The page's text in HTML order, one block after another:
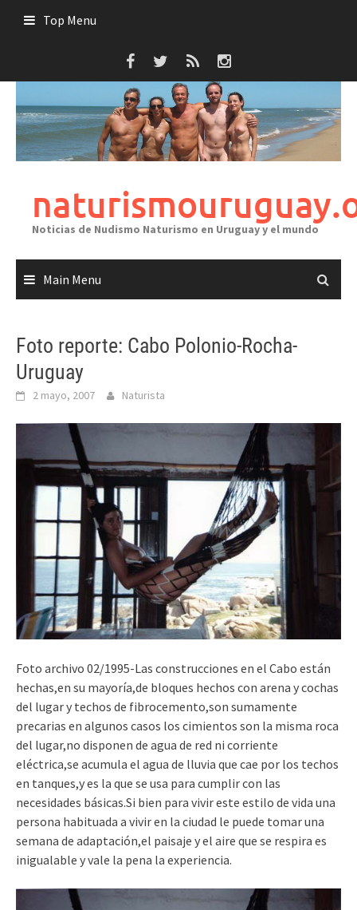
Top Menu
Noticias de Nudismo Naturismo en Uruguay y el mundo
Main Menu
Foto reporte: Cabo Polonio-Rocha-
Uruguay
2 mayo, 2007 Naturista
Foto archivo 02/1995-Las construcciones en el Cabo están
hechas,en su mayoría,de bloques hechos con arena y cochas
del lugar y techos de fibrocemento,son sumamente
precarias en algunos casos los cimientos son la misma roca
del lugar,no disponen de agua de red ni corriente
eléctrica,se acumula el agua de lluvia que cae por los techos
en tanques,y es la que se usa para cumplir con las
necesidades básicas.Si bien para vivir este estilo de vida una
persona habituada a vivir en la ciudad le puede tomar una
semana de adaptación,el paisaje y el aire que se respira es
inigualable y vale la pena la experiencia.